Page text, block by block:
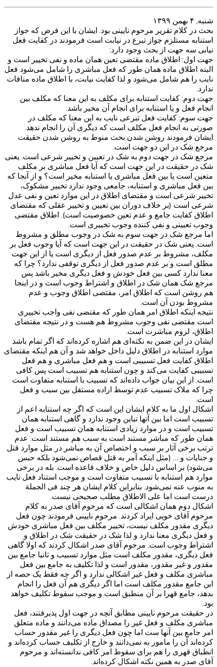
شنبه, ۴ بهمن ۱۳۹۹
بحث در کلام تقریر مرحوم نایینی بود. ایشان با این فرض که جواز
استنابه مستلزم جواز تبرع در نیابت است فرمودند در کفایت فعل
نیابی سه جهت از بحث وجود دارد:
جهت اول: اطلاق ماده مقتضی تعین همان ماده و نفی تخییر است و
البته اطلاق ماده همان طور که فعل مباشری را شامل می‌شود فعل
نایب را هم شامل می‌شود و لذا کفایت نیابت، با اطلاق ماده منافات
ندارد.
جهت دوم: کفایت استنابه برای مکلف به این معنا که مکلف بین
انجام فعل و یا استنابه برای انجام آن مخیر باشد.
جهت سوم: کفایت فعل تبرعی نایب به این معنا که مکلف در
صورتی به انجام فعل مکلف است که دیگری آن را انجام ندهد.
ایشان فرمودند روشن شدن بحث منوط به روشن شدن حقیقت
مرجع شک در این دو جهت است.
مرجع شک در جهت دوم به شک در تعیین و تخییر شرعی است. یعنی
شک در حقیقت در این جهت است که آیا فعل مباشری بر مکلف
متعین است یا بین فعل مباشری یا استنابه مخیر است؟ و از آنجا که
بین فعل مباشری و استنابه، جامعی وجود ندارد تخییر مشکوک،
تخییر شرعی است و مقتضای اطلاق در این موارد تعین و نفی عدل
شرعی است (بر خلاف دوران بین تعیین و تخییر عقلی که مقتضای
اطلاق کفایت جامع و عدم تعین خصوصیت است). اطلاق مقتضی
وجوب تعیینی و نفی کننده وجوب تخییری است.
اما مرجع شک در جهت سوم به شک در وجوب مطلق و مشروط
است. یعنی شک در حقیقت در این جهت است که آیا وجوب فعل بر
مکلف، مشروط بر عدم صدور فعل از دیگری است یا از این جهت
مطلق است و بر عدم صدور فعل از دیگری توقفی ندارد؟ چرا که
معنا ندارد کسی بین فعل خودش و فعل دیگری مخیر باشد پس
مرجع شک همان شک در اطلاق و اشتراط وجوب است و در اینجا
هم روشن است که اطلاق امر، مقتضی اطلاق وجوب و عدم
مشروط بودن آن است.
نتیجه اینکه اطلاق امر همان طور که مقتضی نفی واجب تخییری
است مقتضی نفی وجوب مشروط هم هست و در نتیجه مقتضای
اطلاق، لزوم مباشرت است.
ایشان در این ضمن به نکته‌ای هم اشاره کرده‌اند که اگر تمام باشد
موارد استنابه در اطلاق دلیل داخل خواهد شد و آن هم اینکه مقتضای
اطلاق کفایت فعل تسبیبی است و هم فعل مباشری و هم فعل
تسبیبی کفایت می‌کند و چون استنابه هم تسبیب است پس کافی
است. از این بیان جواب داده‌اند که تسبیب با استنابه متفاوت است
چرا که ملاک تسبیب عدم توسط اراده مستقل بین سبب و فعل
است.
اشکال اول ما به کلام ایشان این است که اگر چه استنابه اعم از
تسبیب است اما بین آنها تباین وجود ندارد و گاهی استنابه همان
تسبیب است و در موارد زیادی استنابه همان تسبیب است و فعل
همان طور که مباشر مستند است به سبب هم مستند است. عدم
ترتب برخی آثار بر سبب و اختصاص آن به مباشر در مثل موارد قتل
و جنایات و … (مثل اینکه آمر به قتل قصاص نمی‌شود بلکه حبس
می‌شود) بر اساس دلیل خاص و خلاف قاعده است. بله در برخی
موارد هم استنابه با تسبیب متفاوت است و موجب استناد فعل نایب
به منوب عنه نمی‌شود. بنابراین کلام ایشان هر چند فی الجملة
درست است اما علی الاطلاق مطلب صحیحی نیست.
اشکال دوم همان اشکالی است که مرحوم آقای صدر به کلام
مرحوم آقای خویی ایراد کردند. مرحوم نایینی فرمودند چون فعل
دیگری مقدور مکلف نیست، تخییر مکلف بین فعل مباشری خودش
و فعل دیگری معنا ندارد و لذا شک در حقیقت شک در اطلاق و
اشتراط وجوب است. مرحوم آقای صدر اشکال کردند که اولا گاهی
فعل دیگری، مقدور مکلف است مثل موارد تسبیب و ثانیا جامع بین
مقدور و غیر مقدور، مقدور است و لذا تکلیف به جامع بین فعل
مباشری مکلف و فعل غیر اشکالی ندارد و اگر چه فقط یک حصه از
این جامع مقدور مکلف است اما اگر دیگری هم آن فعل را انجام
بدهد، جامع قهرا بر آن منطبق است و موجب سقوط تکلیف خواهد
بود.
در حقیقت مرحوم نایینی مطابق آنچه در جهت اول پذیرفتند، فعل
مباشری مکلف و فعل غیر را مصداق ماده می‌دانند و ماده متعلق
امر جامع بین آنها ست اما چون فعل دیگری را غیر مقدور حساب
کرده‌اند آن را مامور به نمی‌دانند و خارج از تکلیف حساب کرده‌اند و
انطباق قهری را هم برای سقوط امر کافی ندانسته‌اند و مرحوم
آقای صدر به همین نکته اشکال کرده‌اند.